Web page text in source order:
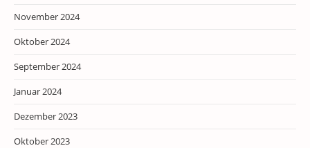
November 2024
Oktober 2024
September 2024
Januar 2024
Dezember 2023
Oktober 2023